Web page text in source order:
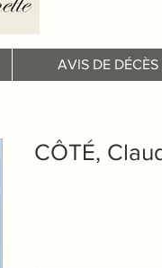
AVIS DE DÉCÈS
CÔTÉ,